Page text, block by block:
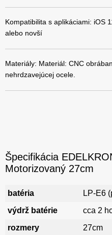
Kompatibilita s aplikáciami: iOS
alebo novší
Materiály: Materiál: CNC
nehrdzavejúcej ocele.
Špecifikácia
Motorizovaný 27cm
batéria
LP-E6
výdrž batérie
cca 2
rozmery
27cm